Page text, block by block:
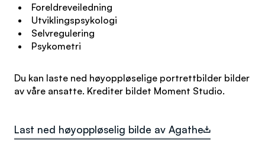
Foreldreveiledning
Utviklingspsykologi
Selvregulering
Psykometri
Du kan laste ned høyoppløselige portrettbilder bilder
av våre ansatte. Krediter bildet Moment Studio.
Last ned høyoppløselig bilde av Agathe